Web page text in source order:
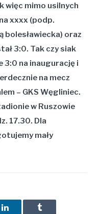
więc mimo usilnych
xxxx (podp.
bolesławiecka) oraz
3:0. Tak czy siak
3:0 na inaugurację i
na mecz
– GKS Węgliniec.
w Ruszowie
17.30. Dla
mały
LinkedInTumblr